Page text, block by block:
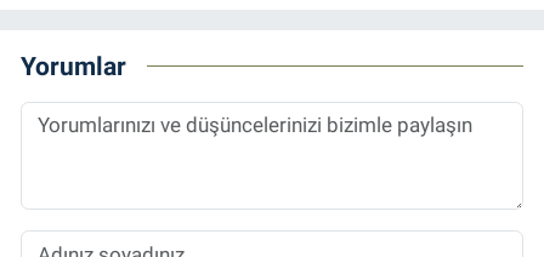
Yorumlar